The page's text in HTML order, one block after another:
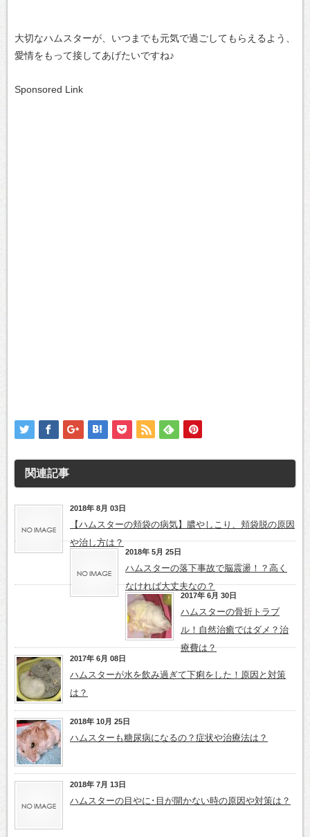
大切なハムスターが、いつまでも元気で過ごしてもらえるよう、
愛情をもって接してあげたいですね♪
Sponsored Link
関連記事
2018年 8月 03日
【ハムスターの頬袋の病気】膿やしこり、頬袋脱の原因
や治し方は？
2018年 5月 25日
ハムスターの落下事故で脳震盪！？高く
なければ大丈夫なの？
2017年 6月 30日
ハムスターの骨折トラブ
ル！自然治癒ではダメ？治
療費は？
2017年 6月 08日
ハムスターが水を飲み過ぎて下痢をした！原因と対策
は？
2018年 10月 25日
ハムスターも糖尿病になるの？症状や治療法は？
2018年 7月 13日
ハムスターの目やに･目が開かない時の原因や対策は？